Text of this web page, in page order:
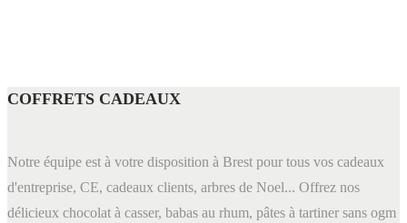
COFFRETS CADEAUX
Notre équipe est à votre disposition à Brest pour tous vos cadeaux
d'entreprise, CE, cadeaux clients, arbres de Noel... Offrez nos
délicieux chocolat à casser, babas au rhum, pâtes à tartiner sans ogm